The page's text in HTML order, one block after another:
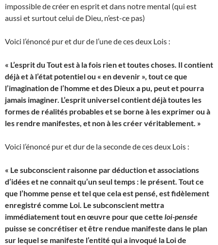
impossible de créer en esprit et dans notre mental (qui est
aussi et surtout celui de Dieu, n’est-ce pas)
Voici l’énoncé pur et dur de l’une de ces deux Lois :
« L’esprit du Tout est à la fois rien et toutes choses. Il contient
déjà et à l’état potentiel ou « en devenir », tout ce que
l’imagination de l’homme et des Dieux a pu, peut et pourra
jamais imaginer. L’esprit universel contient déjà toutes les
formes de réalités probables et se borne à les exprimer ou à
les rendre manifestes, et non à les créer véritablement. »
Voici l’énoncé pur et dur de la seconde de ces deux Lois :
« Le subconscient raisonne par déduction et associations
d’idées et ne connait qu’un seul temps : le présent. Tout ce
que l’homme pense et tel que cela est pensé, est fidèlement
enregistré comme Loi. Le subconscient mettra
immédiatement tout en œuvre pour que cette loi-pensée
puisse se concrétiser et être rendue manifeste dans le plan
sur lequel se manifeste l’entité qui a invoqué la Loi de